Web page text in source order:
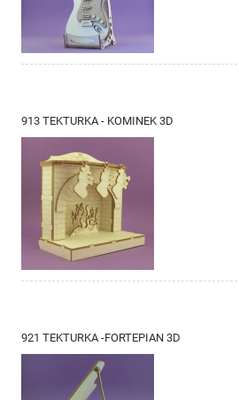
913 TEKTURKA - KOMINEK 3D
921 TEKTURKA -FORTEPIAN 3D